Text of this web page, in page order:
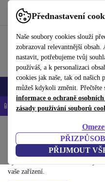
Přednastavení
Naše soubory cookies slouží
zobrazoval relevantnější
nastavit, potřebujeme tvůj
používáš, a k personalizaci
cookies jak naše, tak od našich
můžeš kdykoli změnit. Přečtěte
informace o ochraně
zásady používání souborů
PŘIJMOUT
Používejte refurbed rychle a snadno
Mobily a smartphony Notebooky
📱 -5 % NAVÍC na všechny
Příslušenství
Sady refurbed:
Vysokokvalitní refurbed balíčky s
vaše zařízení.